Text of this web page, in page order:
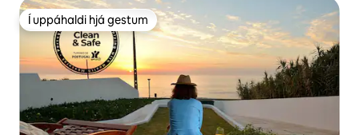
Í uppáhaldi hjá gestum
Í uppáhaldi hjá gestum